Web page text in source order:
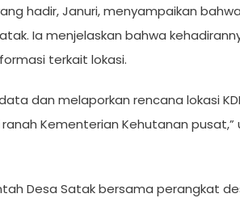
hadir, Januri, menyampaikan
Ia menjelaskan bahwa
terkait lokasi.
dan melaporkan rencana lokasi
Kementerian Kehutanan pusat,”
Desa Satak bersama perangkat